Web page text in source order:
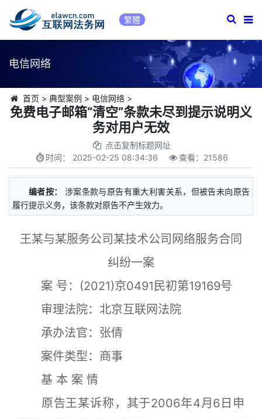
繁體
电信网络
首页 > 典型案例 > 电信网络>
免费电子邮箱“清空”条款未尽到提示说明义
务对用户无效
点击复制标题网址
时间： 2025-02-25 08:34:36 查看： 21586
编者按：
涉案条款与原告有重大利害关系，但被告未向原告
履行提示义务，该条款对原告不产生效力。
王某与某服务公司某技术公司网络服务合同
纠纷一案
案 号：(2021)京0491民初第19169号
审理法院：北京互联网法院
承办法官：张倩
案件类型：商事
基 本 案 情
原告王某诉称，其于2006年4月6日申